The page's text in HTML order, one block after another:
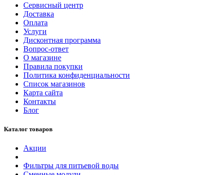
Сервисный центр
Доставка
Оплата
Услуги
Дисконтная программа
Вопрос-ответ
О магазине
Правила покупки
Политика конфиденциальности
Список магазинов
Карта сайта
Контакты
Блог
Каталог товаров
Акции
Фильтры для питьевой воды